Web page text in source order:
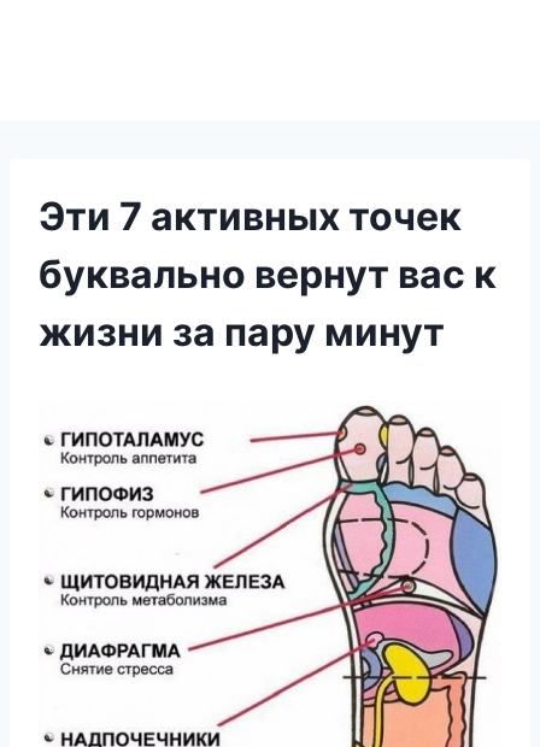
Эти 7 активных точек
буквально вернут вас к
жизни за пару минут